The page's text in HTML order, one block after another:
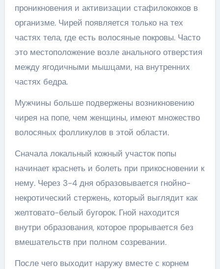
проникновения и активизации стафилококков в
организме. Чирей появляется только на тех
частях тела, где есть волосяные покровы. Часто
это местоположение возле анального отверстия
между ягодичными мышцами, на внутренних
частях бедра.
Мужчины больше подвержены возникновению
чирея на попе, чем женщины, имеют множество
волосяных фолликулов в этой области.
Сначала локальный кожный участок попы
начинает краснеть и болеть при прикосновении к
нему. Через 3-4 дня образовывается гнойно-
некротический стержень, который выглядит как
желтовато-белый бугорок. Гной находится
внутри образования, которое прорывается без
вмешательств при полном созревании.
После чего выходит наружу вместе с корнем